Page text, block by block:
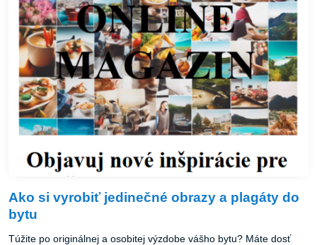
Ako si vyrobiť jedinečné obrazy a plagáty do
bytu
Túžite po originálnej a osobitej výzdobe vášho bytu? Máte dosť